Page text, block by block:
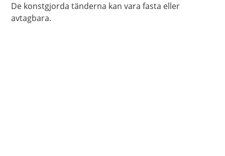
De konstgjorda tänderna kan vara fasta eller
avtagbara.